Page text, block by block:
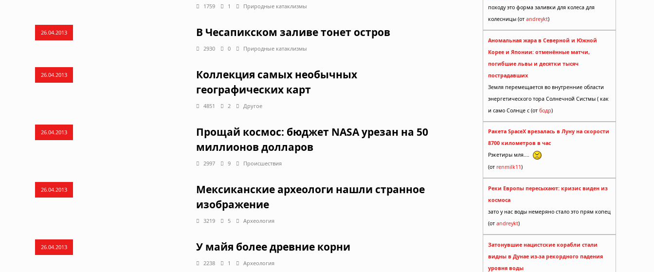
1759 1 Природные катаклизмы
26.04.2013 В Чесапикском заливе тонет остров
2930 0 Природные катаклизмы
26.04.2013
Коллекция самых необычных
географических карт
4851 2 Другое
26.04.2013
Прощай космос: бюджет NASA урезан на 50
миллионов долларов
2997 9 Происшествия
26.04.2013
Мексиканские археологи нашли странное
изображение
3219 5 Археология
26.04.2013 У майя более древние корни
2238 1 Археология
походу это форма заливки для колеса для
колесницы (от andreykt)
Аномальная жара в Северной и Южной
Корее и Японии: отменённые матчи,
погибшие львы и десятки тысяч
пострадавших
Земля перемещается во внутренние области
энергетического тора Солнечной Систмы ( как
и само Солнце с (от бодр)
Ракета SpaceX врезалась в Луну на скорости
8700 километров в час
Рэкетиры мля....
(от renmilk11)
Реки Европы пересыхают: кризис виден из
космоса
зато у нас воды немеряно стало это прям копец
(от andreykt)
Затонувшие нацистские корабли стали
видны в Дунае из-за рекордного падения
уровня воды